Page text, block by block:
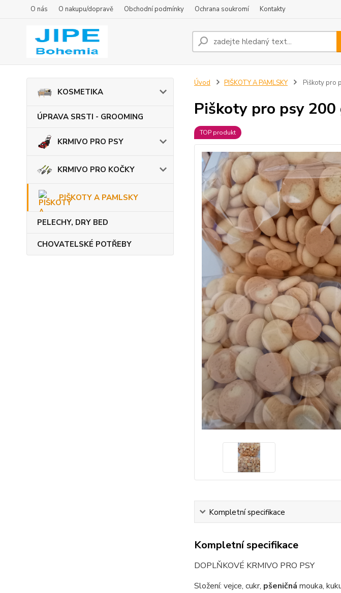
O nás O nakupu/dopravě Obchodní podmínky Ochrana soukromí Kontakty
KOSMETIKA
ÚPRAVA SRSTI - GROOMING
KRMIVO PRO PSY
KRMIVO PRO KOČKY
PIŠKOTY A PAMLSKY
PELECHY, DRY BED
CHOVATELSKÉ POTŘEBY
Úvod PIŠKOTY A PAMLSKY Piškoty pro
Piškoty pro psy 200
TOP produkt
Kompletní specifikace
Kompletní specifikace
DOPLŇKOVÉ KRMIVO PRO PSY
Složení: vejce, cukr, pšeničná mouka,